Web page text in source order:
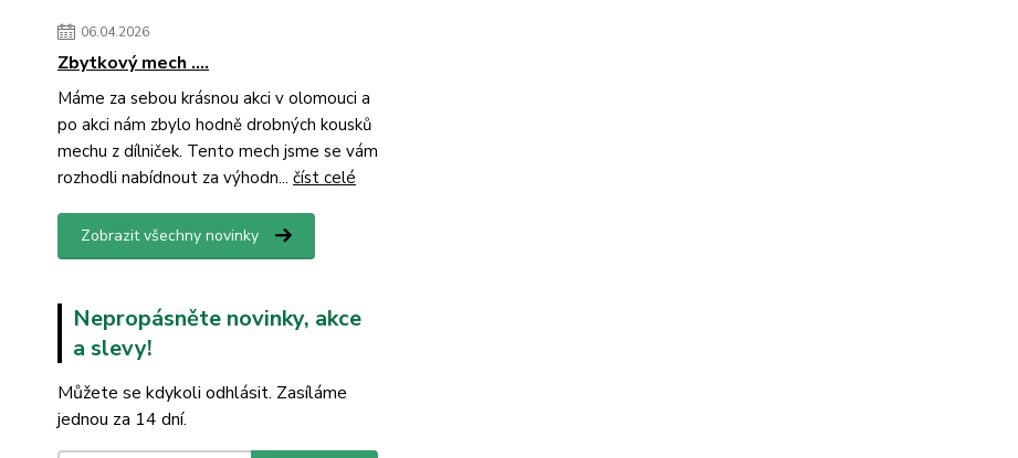
06.04.2026
Zbytkový mech ....
Máme za sebou krásnou akci v olomouci a
po akci nám zbylo hodně drobných kousků
mechu z dílniček. Tento mech jsme se vám
rozhodli nabídnout za výhodn... číst celé
Zobrazit všechny novinky
Nepropásněte novinky, akce
a slevy!
Můžete se kdykoli odhlásit. Zasíláme
jednou za 14 dní.